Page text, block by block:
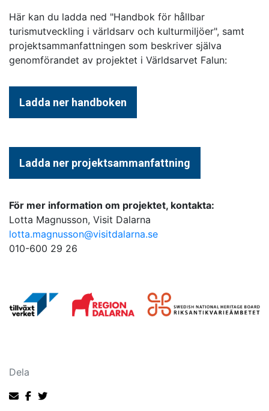
Här kan du ladda ned "Handbok för hållbar
turismutveckling i världsarv och kulturmiljöer", samt
projektsammanfattningen som beskriver själva
genomförandet av projektet i Världsarvet Falun:
Ladda ner handboken
Ladda ner projektsammanfattning
För mer information om projektet, kontakta:
Lotta Magnusson, Visit Dalarna
lotta.magnusson@visitdalarna.se
010-600 29 26
Dela